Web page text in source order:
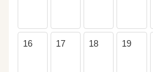
16 17 18 19